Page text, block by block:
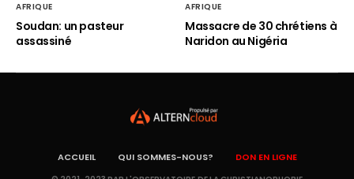
AFRIQUE
Soudan: un pasteur
assassiné
AFRIQUE
Massacre de 30 chrétiens à
Naridon au Nigéria
ACCUEIL QUI SOMMES-NOUS? DON EN LIGNE